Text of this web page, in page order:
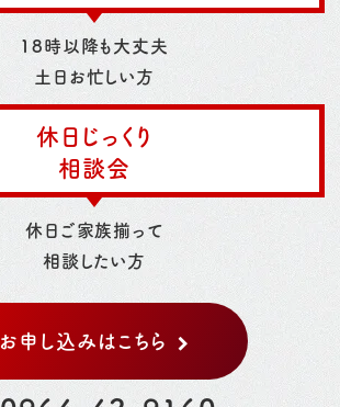
18時以降も大丈夫
土日お忙しい方
休日じっくり
相談会
休日ご家族揃って
相談したい方
お申し込みはこちら